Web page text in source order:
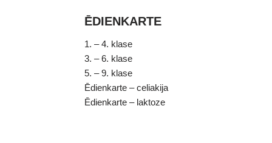
ĒDIENKARTE
1. – 4. klase
3. – 6. klase
5. – 9. klase
Ēdienkarte – celiakija
Ēdienkarte – laktoze